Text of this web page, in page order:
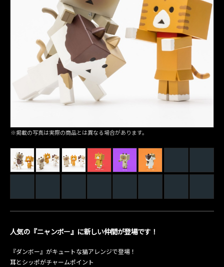
※掲載の写真は実際の商品とは異なる場合があります。
人気の『ニャンボー』に新しい仲間が登場です！
『ダンボー』がキュートな猫アレンジで登場！
耳とシッポがチャームポイント